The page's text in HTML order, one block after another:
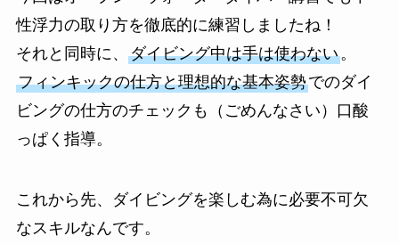
性浮力の取り方を徹底的に練習しましたね！
それと同時に、 ダイビング中は手は使わない。
フィンキックの仕方と理想的な基本姿勢でのダイ
ビングの仕方のチェックも（ごめんなさい）口酸
っぱく指導。
これから先、ダイビングを楽しむ為に必要不可欠
なスキルなんです。